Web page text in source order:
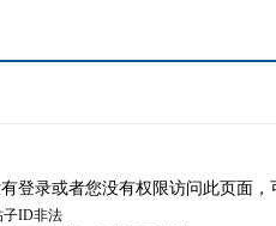
登录或者您没有权限访问此页面
子ID非法